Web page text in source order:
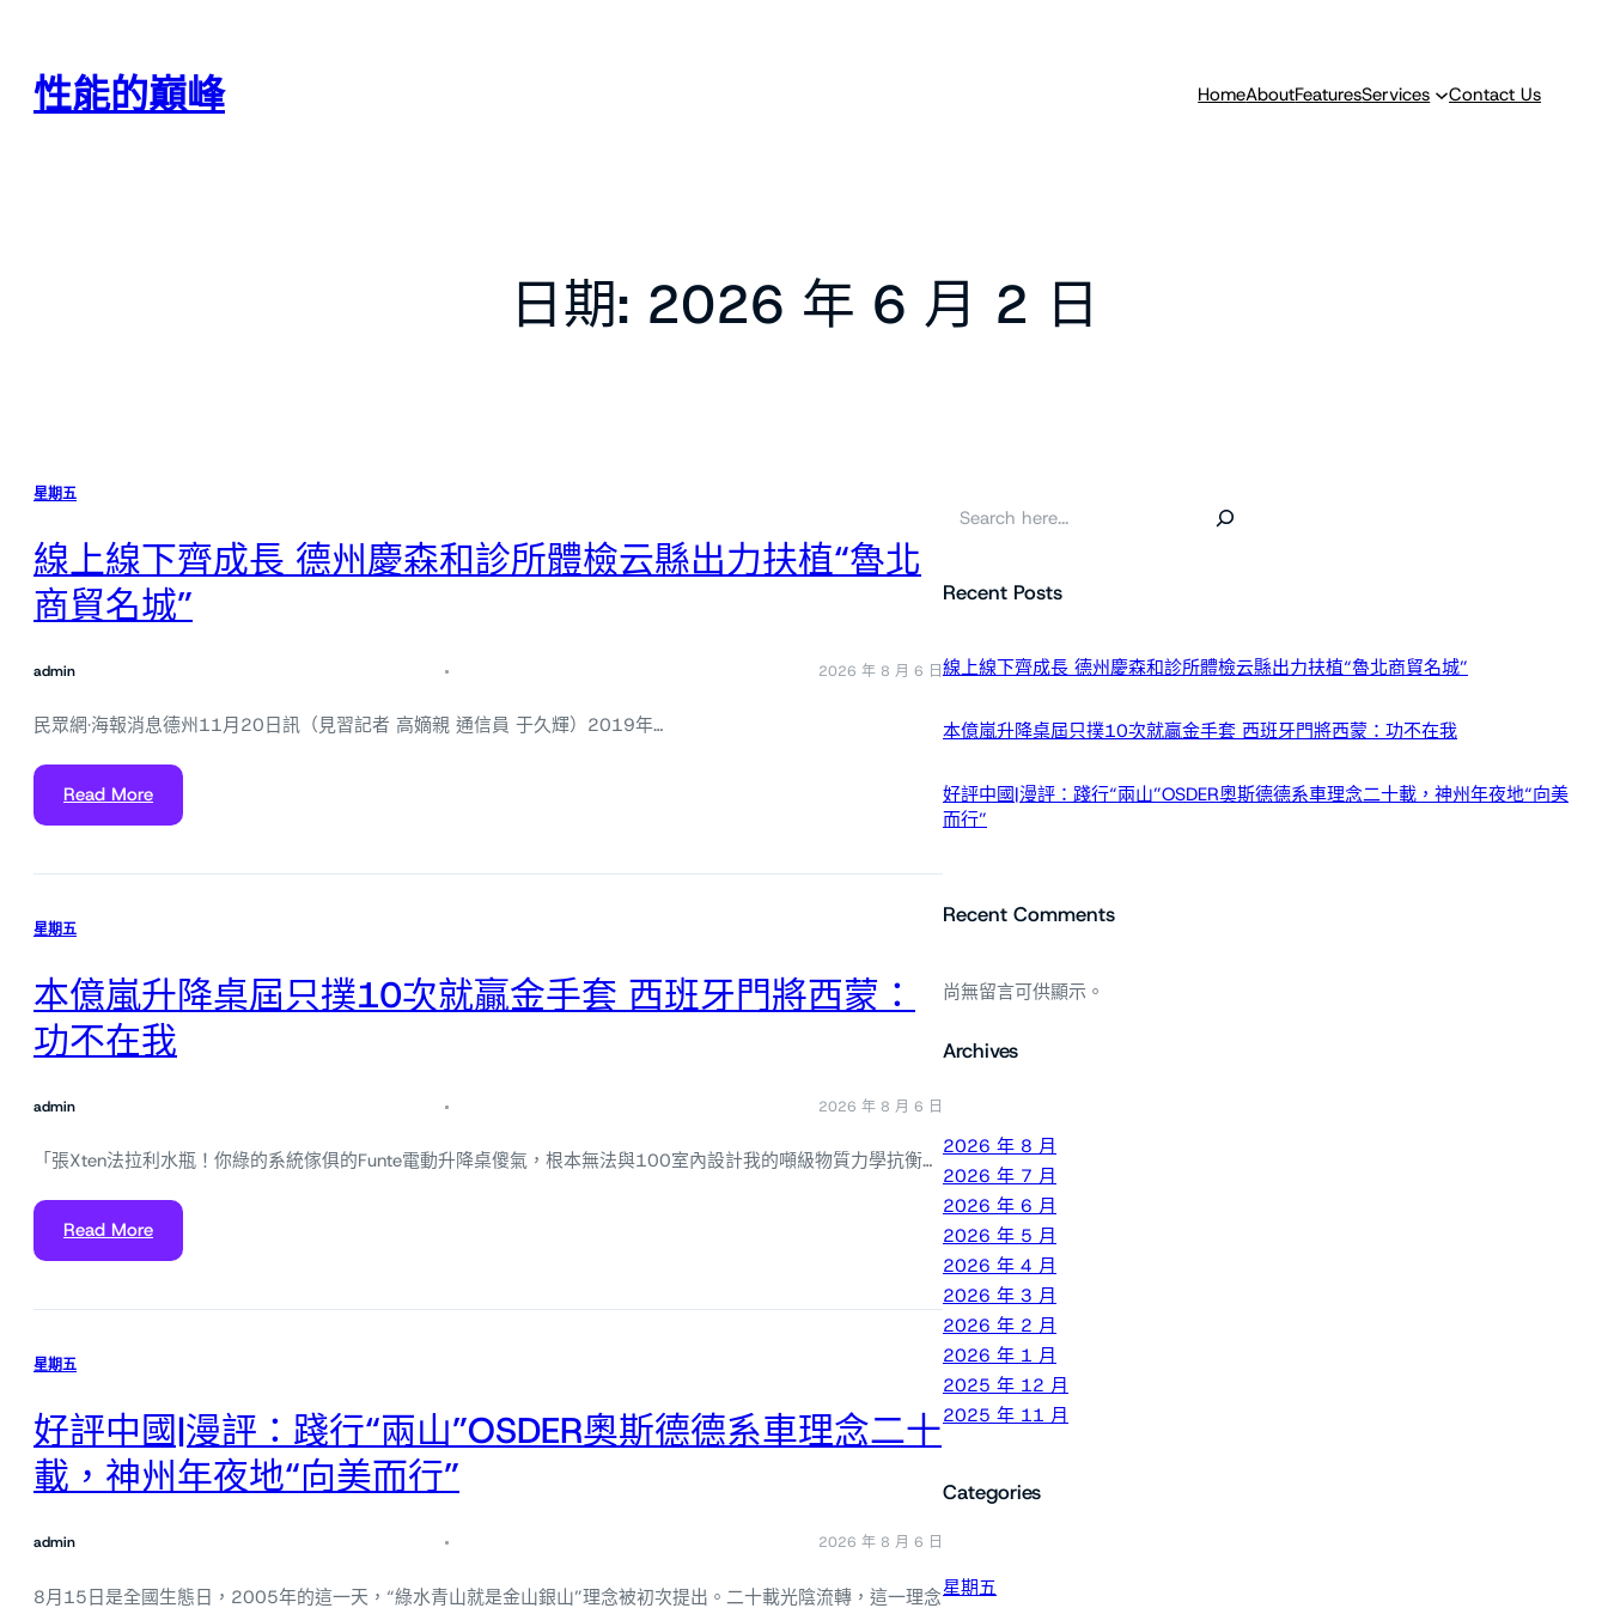
性能的巔峰 HomeAboutFeaturesServices Contact Us
日期: 2026 年 6 月 2 日
星期五
線上線下齊成長 德州慶森和診所體檢云縣出力扶植“魯北
商貿名城”
admin 2026 年 8 月 6 日
民眾網·海報消息德州11月20日訊（見習記者 高嫡親 通信員 于久輝）2019年…
Read More
星期五
本億嵐升降桌屆只撲10次就贏金手套 西班牙門將西蒙：
功不在我
admin 2026 年 8 月 6 日
「張Xten法拉利水瓶！你綠的系統傢俱的Funte電動升降桌傻氣，根本無法與100室內設計我的噸級物質力學抗衡…
Read More
星期五
好評中國|漫評：踐行“兩山”OSDER奧斯德德系車理念二十
載，神州年夜地“向美而行”
admin 2026 年 8 月 6 日
8月15日是全國生態日，2005年的這一天，“綠水青山就是金山銀山”理念被初次提出。二十載光陰流轉，這一理念
Recent Posts
線上線下齊成長 德州慶森和診所體檢云縣出力扶植“魯北商貿名城”
本億嵐升降桌屆只撲10次就贏金手套 西班牙門將西蒙：功不在我
好評中國|漫評：踐行“兩山”OSDER奧斯德德系車理念二十載，神州年夜地“向美
而行”
Recent Comments
尚無留言可供顯示。
Archives
2026 年 8 月
2026 年 7 月
2026 年 6 月
2026 年 5 月
2026 年 4 月
2026 年 3 月
2026 年 2 月
2026 年 1 月
2025 年 12 月
2025 年 11 月
Categories
星期五